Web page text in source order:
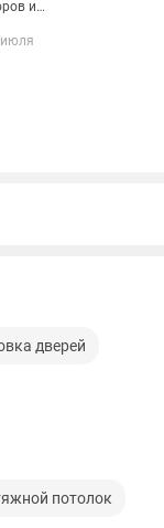
и
июля
дверей
потолок